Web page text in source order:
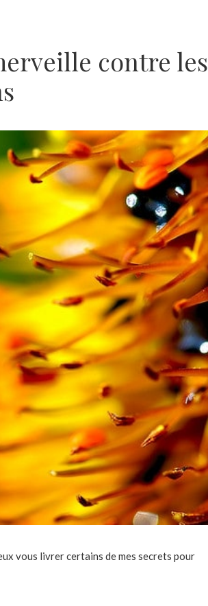
contre les
vous livrer certains de mes secrets pour